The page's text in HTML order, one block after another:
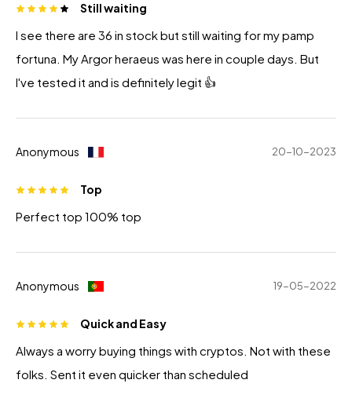
Still waiting
I see there are 36 in stock but still waiting for my pamp
fortuna. My Argor heraeus was here in couple days. But
I've tested it and is definitely legit 👍
Anonymous 20-10-2023
Top
Perfect top 100% top
Anonymous 19-05-2022
Quick and Easy
Always a worry buying things with cryptos. Not with these
folks. Sent it even quicker than scheduled